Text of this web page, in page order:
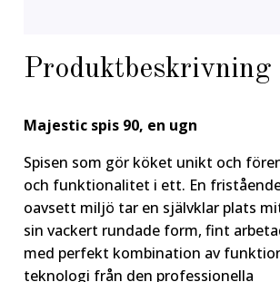
Produktbeskrivning
Majestic spis 90, en ugn
Spisen som gör köket unikt och
och funktionalitet i ett. En
oavsett miljö tar en självklar plats
sin vackert rundade form, fint
med perfekt kombination av
teknologi från den professionella